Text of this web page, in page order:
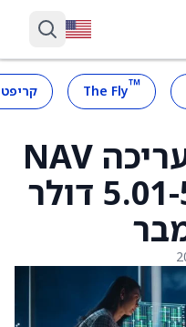
™
The Fly
OFS Credit מעריכה NAV
למניה של 5.01-5.11 דולר